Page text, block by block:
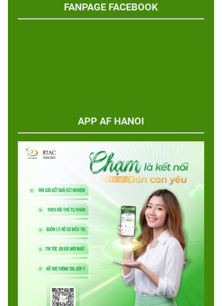
FANPAGE FACEBOOK
APP AF HANOI